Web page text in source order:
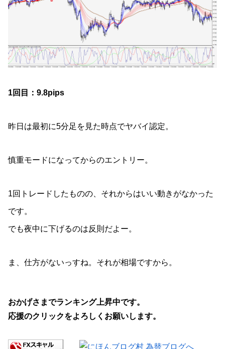
1回目：9.8pips
昨日は最初に5分足を見た時点でヤバイ認定。
慎重モードになってからのエントリー。
1回トレードしたものの、それからはいい動きがなかった
です。
でも夜中に下げるのは反則だよー。
ま、仕方がないっすね。それが相場ですから。
おかげさまでランキング上昇中です。
応援のクリックをよろしくお願いします。